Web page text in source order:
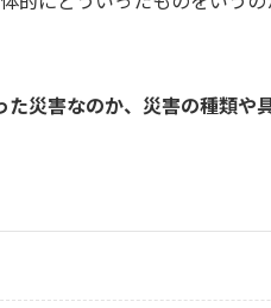
災害なのか、災害の種類や